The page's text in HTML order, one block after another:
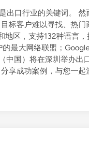
出口行业的关键词。
标客户难以寻找、热
区，支持132种语言
最大网络联盟；
中国）将在深圳举办出
享成功案例，与您一起